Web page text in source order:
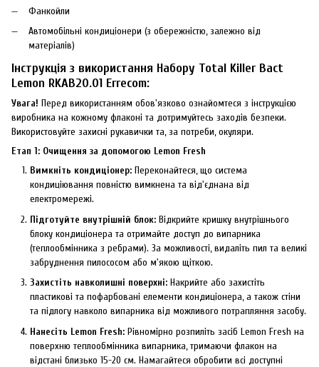
Фанкойли
Автомобільні кондиціонери (з обережністю, залежно від
матеріалів)
Інструкція з використання Набору Total Killer Bact
Lemon RKAB20.01 Errecom:
Увага! Перед використанням обов'язково ознайомтеся з інструкцією
виробника на кожному флаконі та дотримуйтесь заходів безпеки.
Використовуйте захисні рукавички та, за потреби, окуляри.
Етап 1: Очищення за допомогою Lemon Fresh
Вимкніть кондиціонер: Переконайтеся, що система
кондиціювання повністю вимкнена та від'єднана від
електромережі.
Підготуйте внутрішній блок: Відкрийте кришку внутрішнього
блоку кондиціонера та отримайте доступ до випарника
(теплообмінника з ребрами). За можливості, видаліть пил та великі
забруднення пилососом або м'якою щіткою.
Захистіть навколишні поверхні: Накрийте або захистіть
пластикові та пофарбовані елементи кондиціонера, а також стіни
та підлогу навколо випарника від можливого потрапляння засобу.
Нанесіть Lemon Fresh: Рівномірно розпиліть засіб Lemon Fresh на
поверхню теплообмінника випарника, тримаючи флакон на
відстані близько 15-20 см. Намагайтеся обробити всі доступні